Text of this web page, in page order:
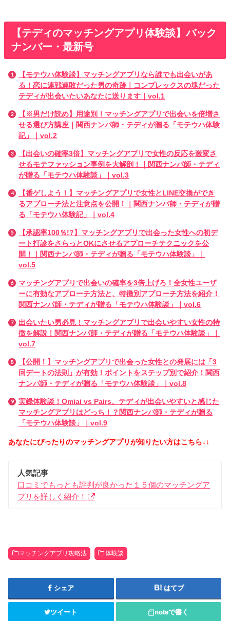
【テディのマッチングアプリ体験談】バック
ナンバー・最新号
【モテウハ体験談】マッチングアプリなら誰でも出会いがあ
る！恋に連戦連敗だった男の奇跡｜コンプレックスの塊だった
テディが出会いたいあなたに送ります｜vol.1
【※男だけ読め】用途別！マッチングアプリで出会いを倍増さ
せる選び方講座｜関西ナンパ師・テディが贈る「モテウハ体験
記」｜vol.2
【出会いの確率3倍】マッチングアプリで女性の反応を激変さ
せるモテファッション事例を大解剖！｜関西ナンパ師・テディ
が贈る「モテウハ体験談」｜vol.3
【番ゲしよう！】マッチングアプリで女性とLINE交換ができ
るアプローチ法と注意点を公開！｜関西ナンパ師・テディが贈
る「モテウハ体験記」｜vol.4
【承認率100％!?】マッチングアプリで出会った女性への初デ
ート打診をさらっとOKにさせるアプローチテクニックを公
開！｜関西ナンパ師・テディが贈る「モテウハ体験談」｜
vol.5
マッチングアプリで出会いの確率を3倍上げろ！全女性ユーザ
ーに有効なアプローチ方法と、特徴別アプローチ方法を紹介！
関西ナンパ師・テディが贈る「モテウハ体験談」｜vol.6
出会いたい男必見！マッチングアプリで出会いやすい女性の特
徴を解説！関西ナンパ師・テディが贈る「モテウハ体験談」｜
vol.7
【公開！】マッチングアプリで出会った女性との発展には「3
回デートの法則」が有効！ポイントをステップ別で紹介！関西
ナンパ師・テディが贈る「モテウハ体験談」｜vol.8
実録体験談！Omiai vs Pairs、テディが出会いやすいと感じた
マッチングアプリはどっち！？関西ナンパ師・テディが贈る
「モテウハ体験談」｜vol.9
あなたにぴったりのマッチングアプリが知りたい方はこちら↓↓
人気記事
口コミでもっとも評判が良かった１５個のマッチングア
プリを詳しく紹介！
マッチングアプリ攻略法 体験談
シェア はてブ
ツイート noteで書く